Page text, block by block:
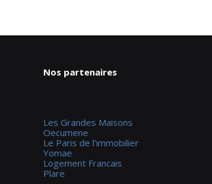
Nos partenaires
Les Grandes Maisons
Oecumene
Le Paris de l'immobilier
Yomae
Logement Francais
Plare